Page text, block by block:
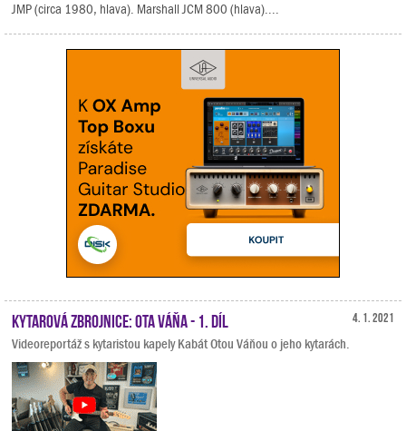
JMP (circa 1980, hlava). Marshall JCM 800 (hlava)....
4. 1. 2021
Kytarová zbrojnice: Ota Váňa - 1. díl
Videoreportáž s kytaristou kapely Kabát Otou Váňou o jeho kytarách.